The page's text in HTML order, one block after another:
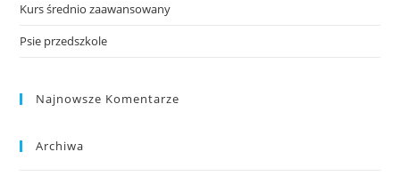
Kurs średnio zaawansowany
Psie przedszkole
Najnowsze Komentarze
Archiwa